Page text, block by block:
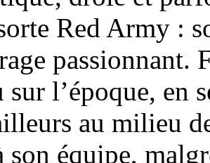
Red Army :
passionnant.
sur l’époque, en
au milieu
son équipe,